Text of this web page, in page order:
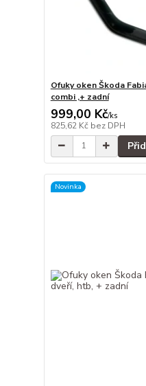
Ofuky oken Škoda
combi ,+ zadní
999,00 Kč/ks
825,62 Kč bez DPH
Novinka